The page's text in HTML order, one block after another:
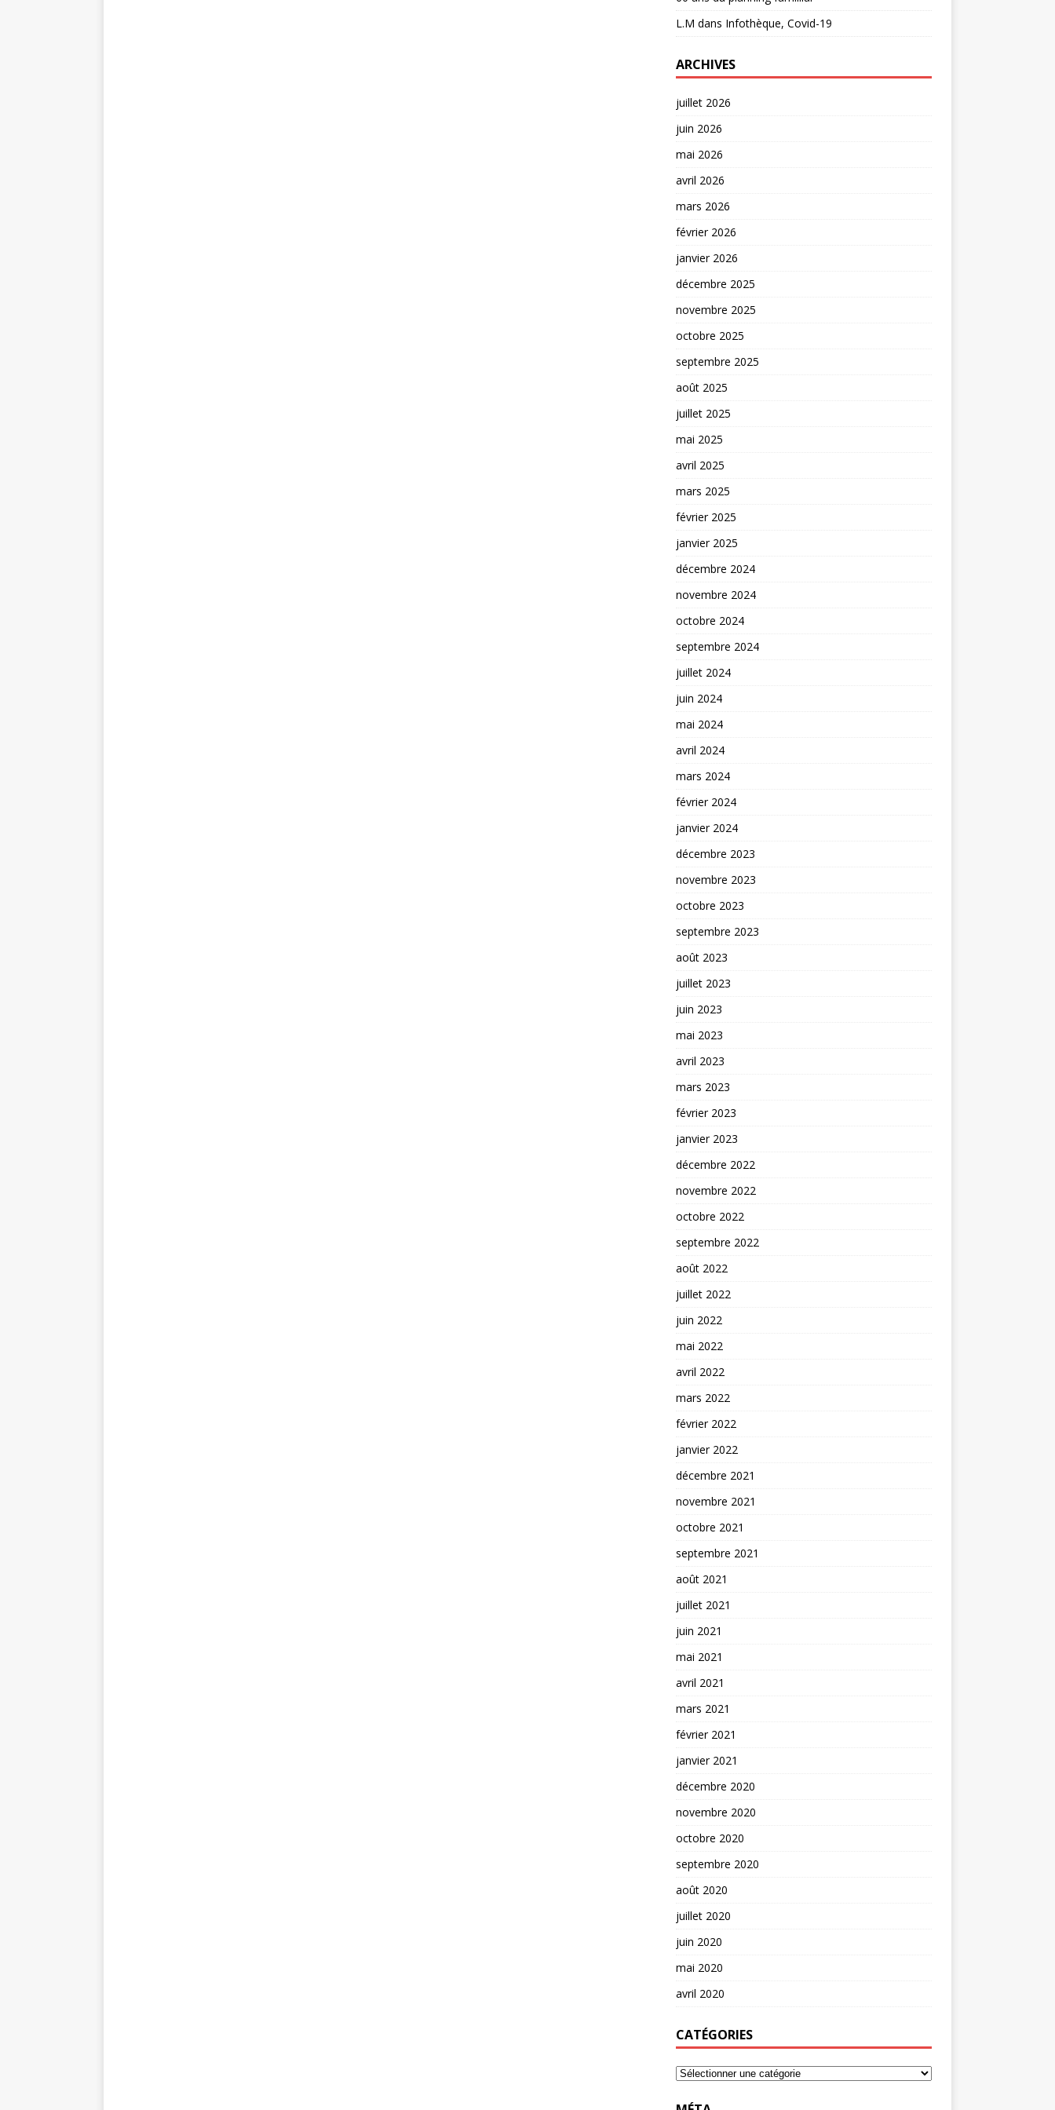
L.M dans Infothèque, Covid-19
ARCHIVES
juillet 2026
juin 2026
mai 2026
avril 2026
mars 2026
février 2026
janvier 2026
décembre 2025
novembre 2025
octobre 2025
septembre 2025
août 2025
juillet 2025
mai 2025
avril 2025
mars 2025
février 2025
janvier 2025
décembre 2024
novembre 2024
octobre 2024
septembre 2024
juillet 2024
juin 2024
mai 2024
avril 2024
mars 2024
février 2024
janvier 2024
décembre 2023
novembre 2023
octobre 2023
septembre 2023
août 2023
juillet 2023
juin 2023
mai 2023
avril 2023
mars 2023
février 2023
janvier 2023
décembre 2022
novembre 2022
octobre 2022
septembre 2022
août 2022
juillet 2022
juin 2022
mai 2022
avril 2022
mars 2022
février 2022
janvier 2022
décembre 2021
novembre 2021
octobre 2021
septembre 2021
août 2021
juillet 2021
juin 2021
mai 2021
avril 2021
mars 2021
février 2021
janvier 2021
décembre 2020
novembre 2020
octobre 2020
septembre 2020
août 2020
juillet 2020
juin 2020
mai 2020
avril 2020
CATÉGORIES